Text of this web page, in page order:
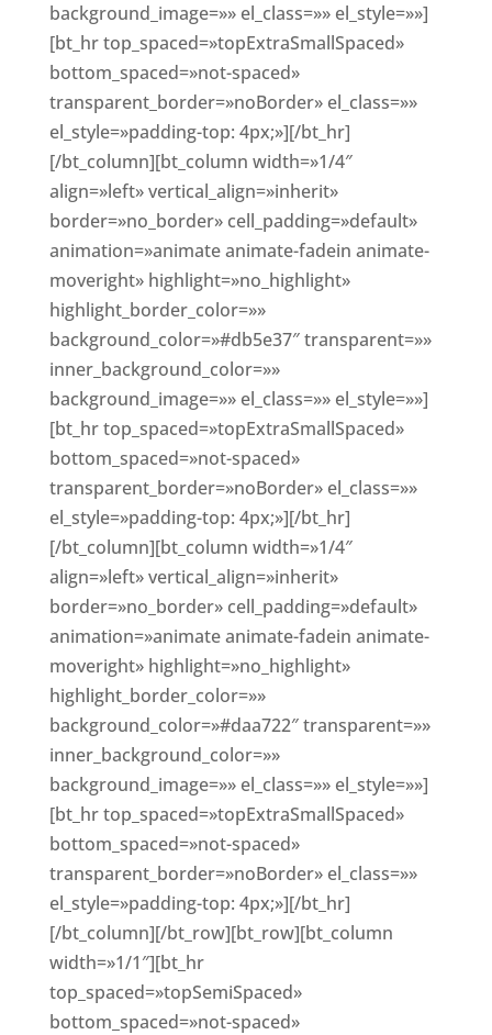
background_image=»» el_class=»» el_style=»»]
[bt_hr top_spaced=»topExtraSmallSpaced»
bottom_spaced=»not-spaced»
transparent_border=»noBorder» el_class=»»
el_style=»padding-top: 4px;»][/bt_hr]
[/bt_column][bt_column width=»1/4″
align=»left» vertical_align=»inherit»
border=»no_border» cell_padding=»default»
animation=»animate animate-fadein animate-
moveright» highlight=»no_highlight»
highlight_border_color=»»
background_color=»#db5e37″ transparent=»»
inner_background_color=»»
background_image=»» el_class=»» el_style=»»]
[bt_hr top_spaced=»topExtraSmallSpaced»
bottom_spaced=»not-spaced»
transparent_border=»noBorder» el_class=»»
el_style=»padding-top: 4px;»][/bt_hr]
[/bt_column][bt_column width=»1/4″
align=»left» vertical_align=»inherit»
border=»no_border» cell_padding=»default»
animation=»animate animate-fadein animate-
moveright» highlight=»no_highlight»
highlight_border_color=»»
background_color=»#daa722″ transparent=»»
inner_background_color=»»
background_image=»» el_class=»» el_style=»»]
[bt_hr top_spaced=»topExtraSmallSpaced»
bottom_spaced=»not-spaced»
transparent_border=»noBorder» el_class=»»
el_style=»padding-top: 4px;»][/bt_hr]
[/bt_column][/bt_row][bt_row][bt_column
width=»1/1″][bt_hr
top_spaced=»topSemiSpaced»
bottom_spaced=»not-spaced»